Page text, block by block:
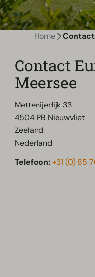
Home Contact
Contact
Meersee
Mettenijedijk 33
4504 PB Nieuwvliet
Zeeland
Nederland
Telefoon:+31 (0) 85